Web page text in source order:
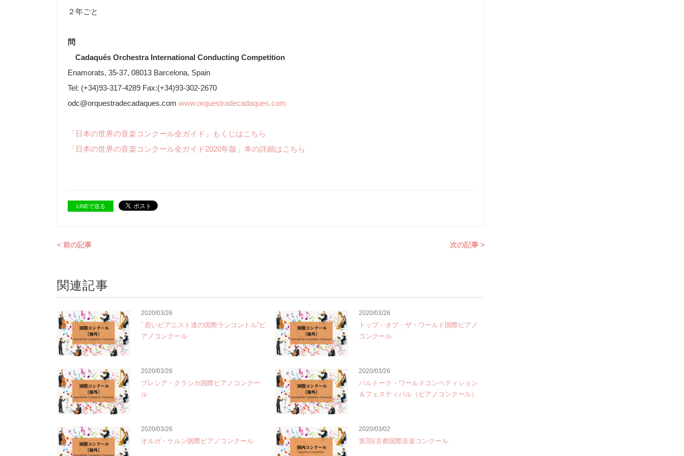
２年ごと
問
Cadaqués Orchestra International Conducting Competition
Enamorats, 35-37, 08013 Barcelona, Spain
Tel: (+34)93-317-4289 Fax:(+34)93-302-2670
odc@orquestradecadaques.com www.orquestradecadaques.com
「日本の世界の音楽コンクール全ガイド」もくじはこちら
「日本の世界の音楽コンクール全ガイド2020年版」本の詳細はこちら
LINEで送る
< 前の記事 次の記事 >
関連記事
2020/03/26
ﾞ若いピアニスト達の国際ランコントル”ピ
アノコンクール
2020/03/26
トップ・オブ・ザ・ワールド国際ピアノ
コンクール
2020/03/26
ブレシア・クラシカ国際ピアノコンクー
ル
2020/03/26
バルトーク・ワールドコンペティション
＆フェスティバル（ピアノコンクール）
2020/03/26
オルガ・ケルン国際ピアノコンクール
2020/03/02
第3回京都国際音楽コンクール